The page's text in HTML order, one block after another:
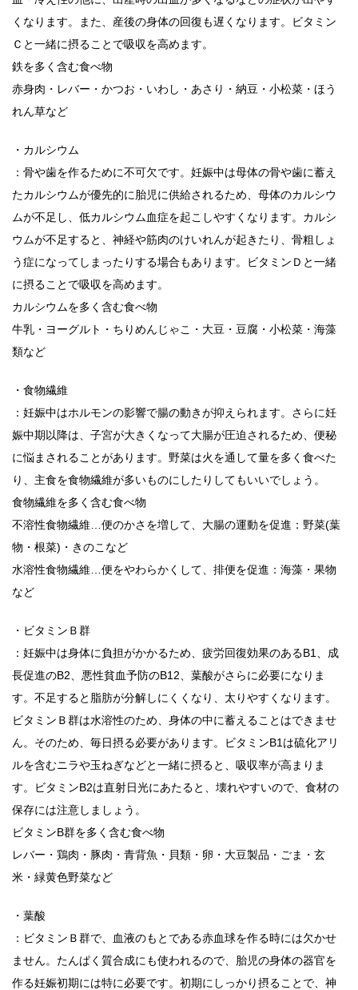
くなります。また、産後の身体の回復も遅くなります。ビタミン
Ｃと一緒に摂ることで吸収を高めます。
鉄を多く含む食べ物
赤身肉・レバー・かつお・いわし・あさり・納豆・小松菜・ほう
れん草など
・カルシウム
：骨や歯を作るために不可欠です。妊娠中は母体の骨や歯に蓄え
たカルシウムが優先的に胎児に供給されるため、母体のカルシウ
ムが不足し、低カルシウム血症を起こしやすくなります。カルシ
ウムが不足すると、神経や筋肉のけいれんが起きたり、骨粗しょ
う症になってしまったりする場合もあります。ビタミンＤと一緒
に摂ることで吸収を高めます。
カルシウムを多く含む食べ物
牛乳・ヨーグルト・ちりめんじゃこ・大豆・豆腐・小松菜・海藻
類など
・食物繊維
：妊娠中はホルモンの影響で腸の動きが抑えられます。さらに妊
娠中期以降は、子宮が大きくなって大腸が圧迫されるため、便秘
に悩まされることがあります。野菜は火を通して量を多く食べた
り、主食を食物繊維が多いものにしたりしてもいいでしょう。
食物繊維を多く含む食べ物
不溶性食物繊維…便のかさを増して、大腸の運動を促進：野菜(葉
物・根菜)・きのこなど
水溶性食物繊維…便をやわらかくして、排便を促進：海藻・果物
など
・ビタミンＢ群
：妊娠中は身体に負担がかかるため、疲労回復効果のあるB1、成
長促進のB2、悪性貧血予防のB12、葉酸がさらに必要になりま
す。不足すると脂肪が分解しにくくなり、太りやすくなります。
ビタミンＢ群は水溶性のため、身体の中に蓄えることはできませ
ん。そのため、毎日摂る必要があります。ビタミンB1は硫化アリ
ルを含むニラや玉ねぎなどと一緒に摂ると、吸収率が高まりま
す。ビタミンB2は直射日光にあたると、壊れやすいので、食材の
保存には注意しましょう。
ビタミンB群を多く含む食べ物
レバー・鶏肉・豚肉・青背魚・貝類・卵・大豆製品・ごま・玄
米・緑黄色野菜など
・葉酸
：ビタミンＢ群で、血液のもとである赤血球を作る時には欠かせ
ません。たんぱく質合成にも使われるので、胎児の身体の器官を
作る妊娠初期には特に必要です。初期にしっかり摂ることで、神